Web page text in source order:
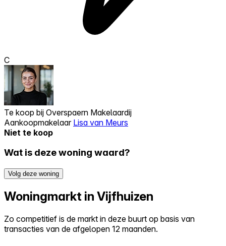
C
Te koop bij Overspaern Makelaardij
Aankoopmakelaar Lisa van Meurs
Niet te koop
Wat is deze woning waard?
Volg deze woning
Woningmarkt in Vijfhuizen
Zo competitief is de markt in deze buurt op basis van
transacties van de afgelopen 12 maanden.